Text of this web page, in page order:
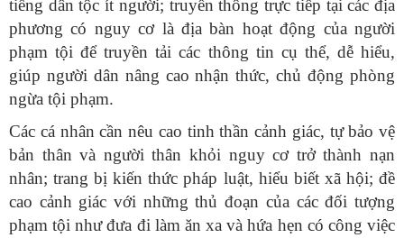
tiếng dân tộc ít người; truyền thông trực tiếp tại các địa
phương có nguy cơ là địa bàn hoạt động của người
phạm tội để truyền tải các thông tin cụ thể, dễ hiểu,
giúp người dân nâng cao nhận thức, chủ động phòng
ngừa tội phạm.
Các cá nhân cần nêu cao tinh thần cảnh giác, tự bảo vệ
bản thân và người thân khỏi nguy cơ trở thành nạn
nhân; trang bị kiến thức pháp luật, hiểu biết xã hội; đề
cao cảnh giác với những thủ đoạn của các đối tượng
phạm tội như đưa đi làm ăn xa và hứa hẹn có công việc